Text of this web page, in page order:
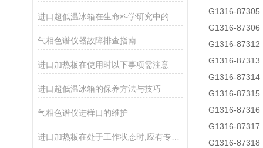
气相色谱仪器故障排查指南
进口加热板在使用时以下事项需注意
进口超低温冰箱的保养方法与技巧
气相色谱仪进样口的维护
G1316-
G1316-
G1316-
G1316-
G1316-
G1316-
G1316-
G1316-
G1316-